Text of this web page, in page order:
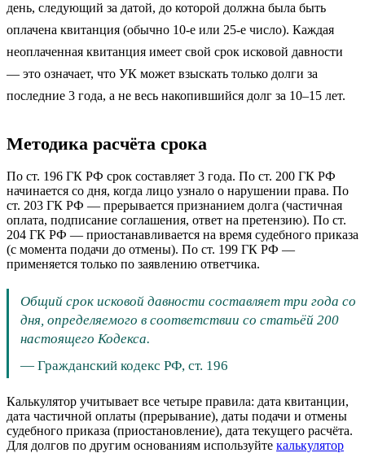
день, следующий за датой, до которой должна была быть
оплачена квитанция (обычно 10-е или 25-е число). Каждая
неоплаченная квитанция имеет свой срок исковой давности
— это означает, что УК может взыскать только долги за
последние 3 года, а не весь накопившийся долг за 10–15 лет.
Методика расчёта срока
По ст. 196 ГК РФ срок составляет 3 года. По ст. 200 ГК РФ
начинается со дня, когда лицо узнало о нарушении права. По
ст. 203 ГК РФ — прерывается признанием долга (частичная
оплата, подписание соглашения, ответ на претензию). По ст.
204 ГК РФ — приостанавливается на время судебного приказа
(с момента подачи до отмены). По ст. 199 ГК РФ —
применяется только по заявлению ответчика.
Общий срок исковой давности составляет три года со
дня, определяемого в соответствии со статьёй 200
настоящего Кодекса.
— Гражданский кодекс РФ, ст. 196
Калькулятор учитывает все четыре правила: дата квитанции,
дата частичной оплаты (прерывание), даты подачи и отмены
судебного приказа (приостановление), дата текущего расчёта.
Для долгов по другим основаниям используйте калькулятор